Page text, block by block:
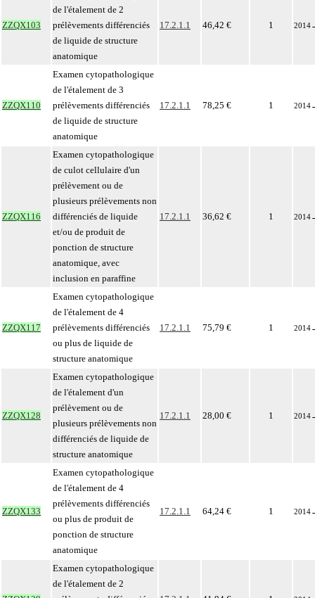
ZZQX103
de l'étalement de 2
prélèvements différenciés
de liquide de structure
anatomique
17.2.1.1 46,42 € 1 2014
ZZQX110
Examen cytopathologique
de l'étalement de 3
prélèvements différenciés
de liquide de structure
anatomique
17.2.1.1 78,25 € 1 2014
ZZQX116
Examen cytopathologique
de culot cellulaire d'un
prélèvement ou de
plusieurs prélèvements non
différenciés de liquide
et/ou de produit de
ponction de structure
anatomique, avec
inclusion en paraffine
17.2.1.1 36,62 € 1 2014
ZZQX117
Examen cytopathologique
de l'étalement de 4
prélèvements différenciés
ou plus de liquide de
structure anatomique
17.2.1.1 75,79 € 1 2014
ZZQX128
Examen cytopathologique
de l'étalement d'un
prélèvement ou de
plusieurs prélèvements non
différenciés de liquide de
structure anatomique
17.2.1.1 28,00 € 1 2014
ZZQX133
Examen cytopathologique
de l'étalement de 4
prélèvements différenciés
ou plus de produit de
ponction de structure
anatomique
17.2.1.1 64,24 € 1 2014
Examen cytopathologique
de l'étalement de 2